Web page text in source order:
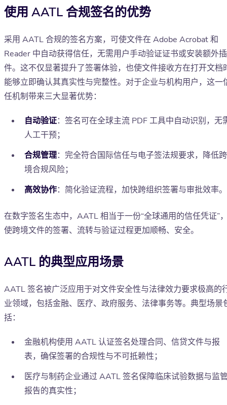
使用 AATL 合规签名的优势
采用 AATL 合规的签名方案，可使文件在 Adobe Acrobat 和
Reader 中自动获得信任，无需用户手动验证证书或安装额外插
件。这不仅显著提升了签署体验，也使文件接收方在打开文档
能够立即确认其真实性与完整性。对于企业与机构用户，这一
任机制带来三大显著优势：
自动验证：签名可在全球主流 PDF 工具中自动识别，无
人工干预；
合规管理：完全符合国际信任与电子签法规要求，降低跨
境合规风险；
高效协作：简化验证流程，加快跨组织签署与审批效率。
在数字签名生态中，AATL 相当于一份“全球通用的信任凭证”
使跨境文件的签署、流转与验证过程更加顺畅、安全。
AATL 的典型应用场景
AATL 签名被广泛应用于对文件安全性与法律效力要求极高的
业领域，包括金融、医疗、政府服务、法律事务等。典型场景
括：
金融机构使用 AATL 认证签名处理合同、信贷文件与报
表，确保签署的合规性与不可抵赖性；
医疗与制药企业通过 AATL 签名保障临床试验数据与监
报告的真实性；